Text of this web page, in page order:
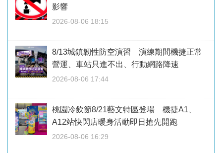
影響
2026-08-06 18:15
8/13城鎮韌性防空演習 演練期間機捷正常
營運、車站只進不出、行動網路降速
2026-08-06 17:44
桃園冷飲節8/21藝文特區登場 機捷A1、
A12站快閃店暖身活動即日搶先開跑
2026-08-06 16:29